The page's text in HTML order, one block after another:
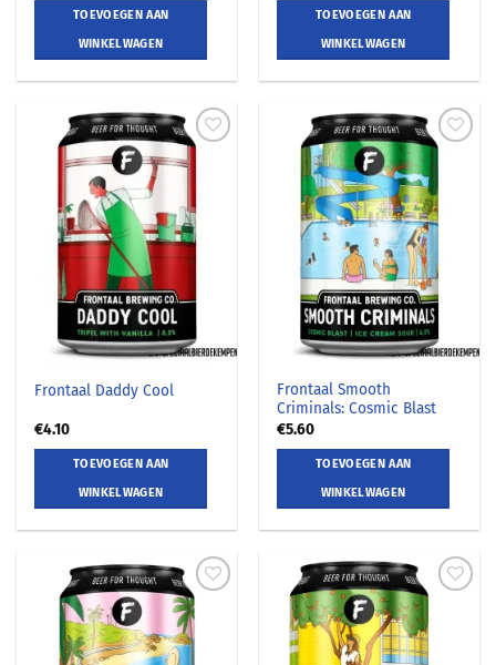
TOEVOEGEN AAN
WINKELWAGEN
TOEVOEGEN AAN
WINKELWAGEN
Frontaal Daddy Cool
€4.10
TOEVOEGEN AAN
WINKELWAGEN
Frontaal Smooth
Criminals: Cosmic Blast
€5.60
TOEVOEGEN AAN
WINKELWAGEN